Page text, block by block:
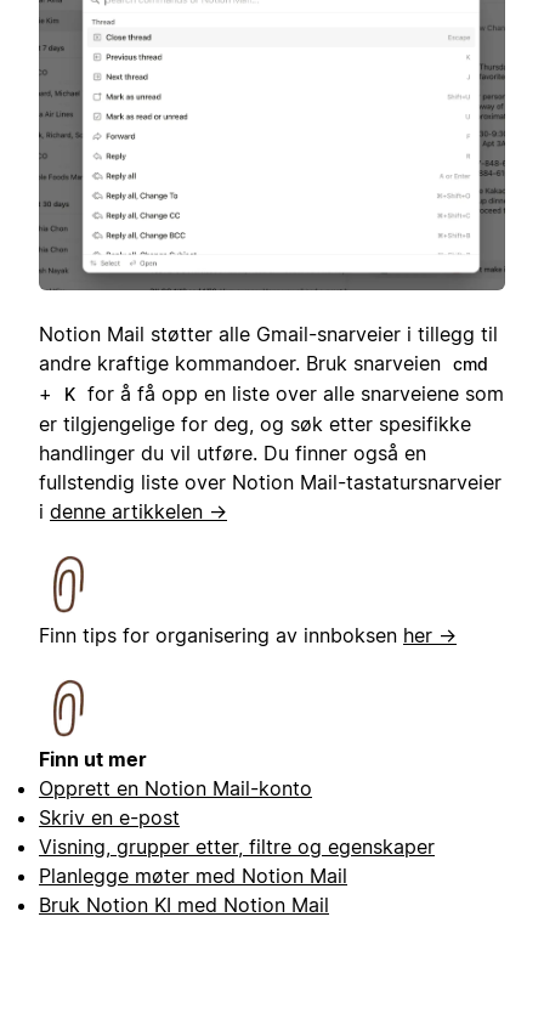
Notion Mail støtter alle Gmail-snarveier i tillegg til
andre kraftige kommandoer. Bruk snarveien cmd
+ K for å få opp en liste over alle snarveiene som
er tilgjengelige for deg, og søk etter spesifikke
handlinger du vil utføre. Du finner også en
fullstendig liste over Notion Mail-tastatursnarveier
i denne artikkelen →
Finn tips for organisering av innboksen her →
Finn ut mer
Opprett en Notion Mail-konto
Skriv en e-post
Visning, grupper etter, filtre og egenskaper
Planlegge møter med Notion Mail
Bruk Notion KI med Notion Mail